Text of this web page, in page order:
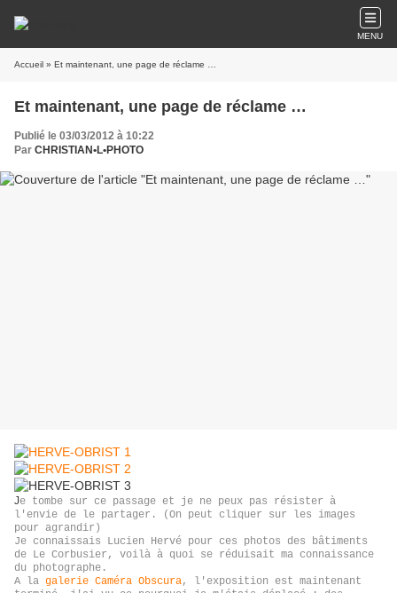
MENU
Accueil » Et maintenant, une page de réclame …
Et maintenant, une page de réclame …
Publié le 03/03/2012 à 10:22
Par CHRISTIAN•L•PHOTO
Je tombe sur ce passage et je ne peux pas résister à
l'envie de le partager. (On peut cliquer sur les images
pour agrandir)
Je connaissais Lucien Hervé pour ces photos des bâtiments
de Le Corbusier, voilà à quoi se réduisait ma connaissance
du photographe.
A la galerie Caméra Obscura, l'exposition est maintenant